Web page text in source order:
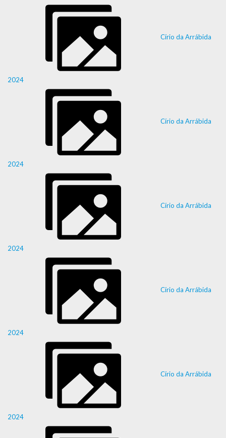
Círio da Arrábida
2024
Círio da Arrábida
2024
Círio da Arrábida
2024
Círio da Arrábida
2024
Círio da Arrábida
2024